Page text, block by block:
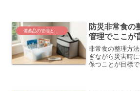
備蓄品の管理と食品の安全
防災非常食の
管理でここが
非常食の整理方
ぎながら災害時
保つことが目標